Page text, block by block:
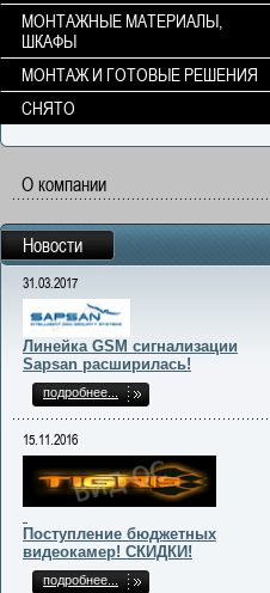
МОНТАЖНЫЕ МАТЕРИАЛЫ,
ШКАФЫ
МОНТАЖ И ГОТОВЫЕ РЕШЕНИЯ
СНЯТО
О компании
Новости
31.03.2017
Линейка GSM сигнализации
Sapsan расширилась!
подробнее...
15.11.2016
Поступление бюджетных
видеокамер! СКИДКИ!
подробнее...